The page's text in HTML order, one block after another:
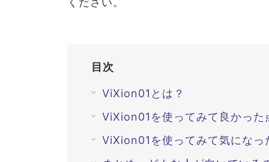
目次
ViXion01とは？
ViXion01を使ってみて良かった
ViXion01を使ってみて気になっ